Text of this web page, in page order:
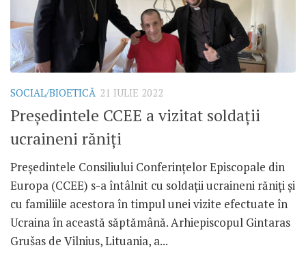
SOCIAL/BIOETICĂ 21 IULIE 2022
Președintele CCEE a vizitat soldații
ucraineni răniți
Președintele Consiliului Conferințelor Episcopale din
Europa (CCEE) s-a întâlnit cu soldații ucraineni răniți și
cu familiile acestora în timpul unei vizite efectuate în
Ucraina în această săptămână. Arhiepiscopul Gintaras
Grušas de Vilnius, Lituania, a...